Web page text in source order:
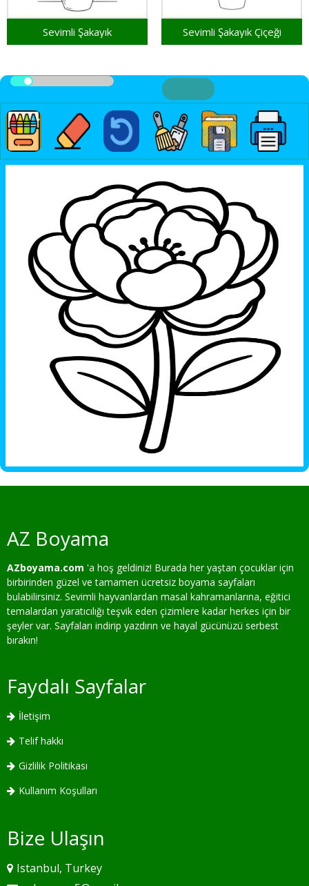
Sevimli Şakayık Sevimli Şakayık Çiçeği
AZ Boyama
AZboyama.com 'a hoş geldiniz! Burada her yaştan çocuklar için
birbirinden güzel ve tamamen ücretsiz boyama sayfaları
bulabilirsiniz. Sevimli hayvanlardan masal kahramanlarına, eğitici
temalardan yaratıcılığı teşvik eden çizimlere kadar herkes için bir
şeyler var. Sayfaları indirip yazdırın ve hayal gücünüzü serbest
bırakın!
Faydalı Sayfalar
İletişim
Telif hakkı
Gizlilik Politikası
Kullanım Koşulları
Bize Ulaşın
Istanbul, Turkey